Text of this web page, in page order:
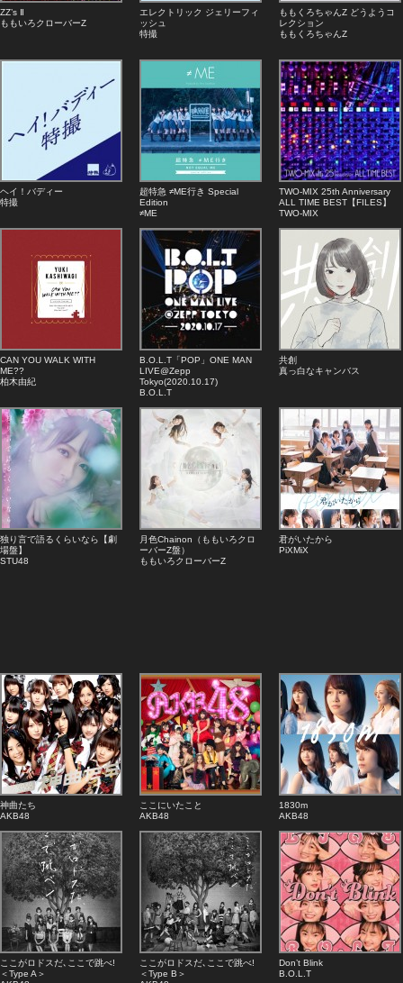
ZZ’s Ⅱ
ももいろクローバーZ
エレクトリック ジェリーフィ
ッシュ
特撮
ももくろちゃんZ どうようコ
レクション
ももくろちゃんZ
ヘイ！バディー
特撮
超特急 ≠ME行き Special
Edition
≠ME
TWO-MIX 25th Anniversary
ALL TIME BEST【FILES】
TWO-MIX
CAN YOU WALK WITH
ME??
柏木由紀
B.O.L.T「POP」ONE MAN
LIVE@Zepp
Tokyo(2020.10.17)
B.O.L.T
共創
真っ白なキャンバス
独り言で語るくらいなら【劇
場盤】
STU48
月色Chainon（ももいろクロ
ーバーZ盤）
ももいろクローバーZ
君がいたから
PiXMiX
神曲たち
AKB48
ここにいたこと
AKB48
1830m
AKB48
ここがロドスだ､ここで跳べ!
＜Type A＞
ここがロドスだ､ここで跳べ!
＜Type B＞
Don’t Blink
B.O.L.T